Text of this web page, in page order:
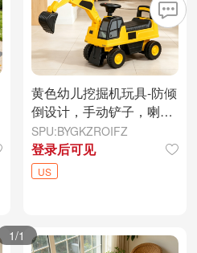
黄色幼儿挖掘机玩具-防倾
倒设计，手动铲子，喇
叭，隐藏式存储
SPU:BYGKZROIFZ
登录后可见
US
1/1